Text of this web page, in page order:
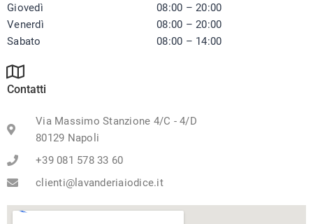
Giovedì
Venerdì
Sabato
08:00 – 20:00
08:00 – 20:00
08:00 – 14:00
Contatti
Via Massimo Stanzione 4/C - 4/D
80129 Napoli
+39 081 578 33 60
clienti@lavanderiaiodice.it